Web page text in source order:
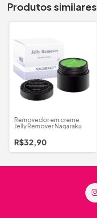
Produtos similares
Removedor em creme
Jelly Remover Nagaraku
R$32,90